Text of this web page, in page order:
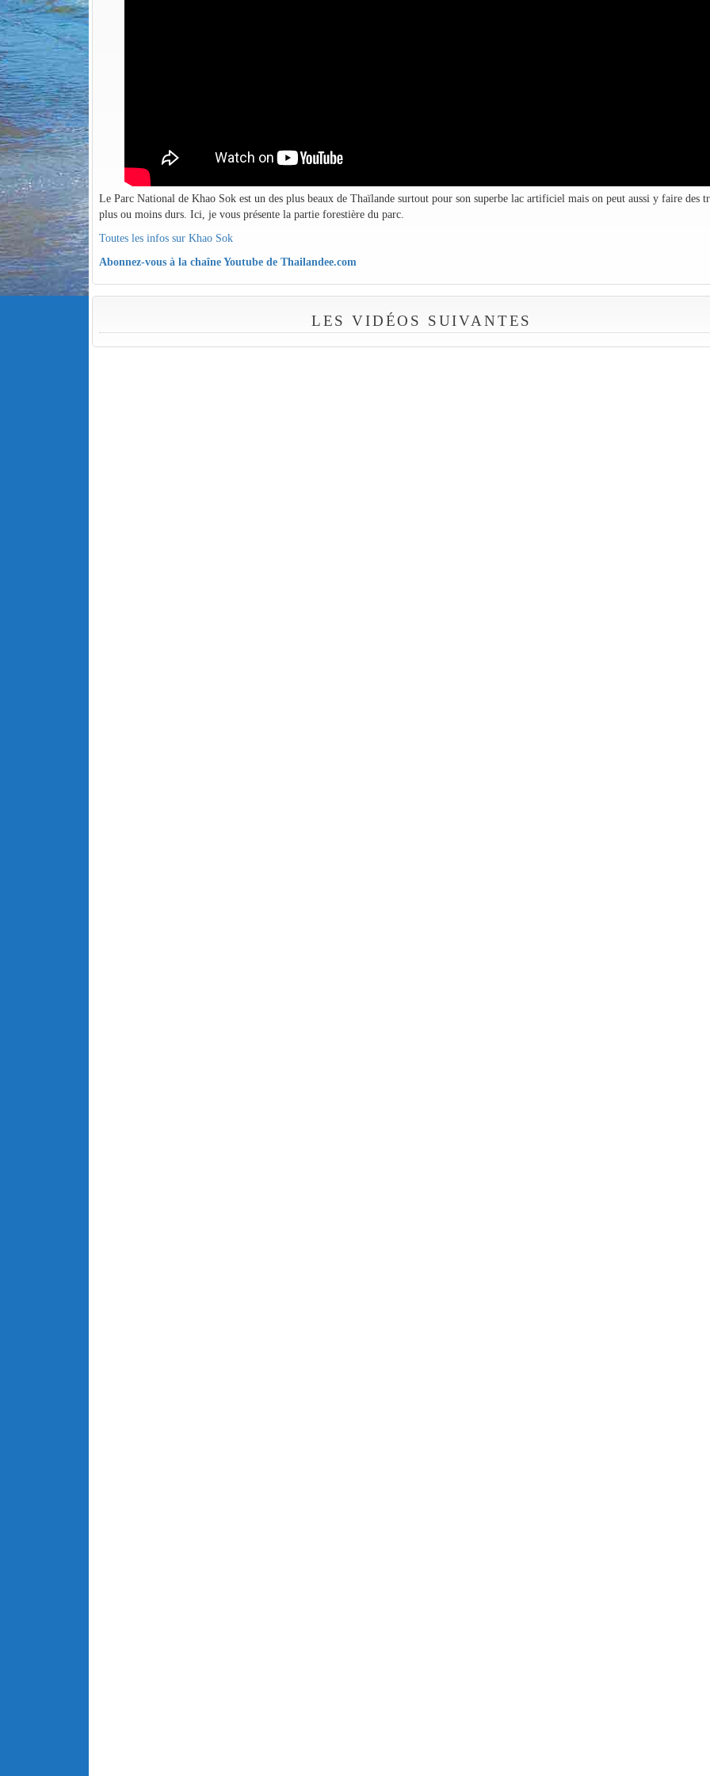
Le Parc National de Khao Sok est un des plus beaux de Thaïlande surtout pour son superbe lac artificiel mais on peut aussi y faire des
plus ou moins durs. Ici, je vous présente la partie forestière du parc.
Toutes les infos sur Khao Sok
Abonnez-vous à la chaîne Youtube de Thailandee.com
LES VIDÉOS SUIVANTES